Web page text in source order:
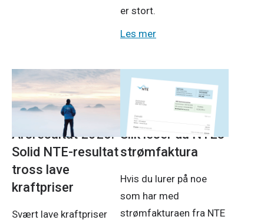
er stort.
Les mer
Pressemeldinger
23. april 2026
Årsresultat 2025:
Solid NTE-resultat
tross lave
kraftpriser
Svært lave kraftpriser
Strøm
5. mars 2026
Slik leser du NTEs
strømfaktura
Hvis du lurer på noe
som har med
strømfakturaen fra NTE